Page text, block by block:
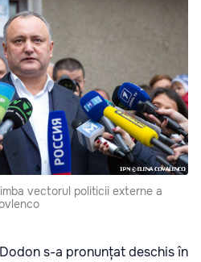
vectorul politicii externe a
s-a pronunțat deschis în